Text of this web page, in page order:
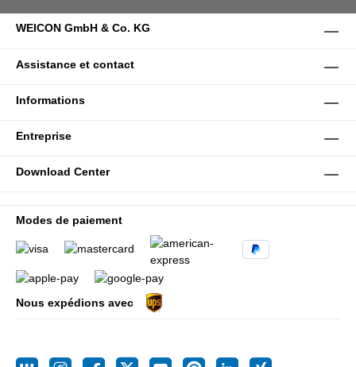
WEICON GmbH & Co. KG
Assistance et contact
Informations
Entreprise
Download Center
Modes de paiement
Nous expédions avec